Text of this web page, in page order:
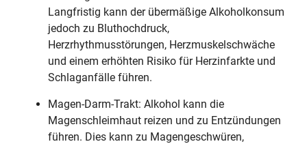
Langfristig kann der übermäßige Alkoholkonsum
jedoch zu Bluthochdruck,
Herzrhythmusstörungen, Herzmuskelschwäche
und einem erhöhten Risiko für Herzinfarkte und
Schlaganfälle führen.
Magen-Darm-Trakt: Alkohol kann die
Magenschleimhaut reizen und zu Entzündungen
führen. Dies kann zu Magengeschwüren,